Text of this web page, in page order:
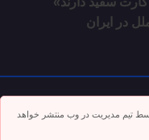
تیم مدیریت در وب منتشر خواهد